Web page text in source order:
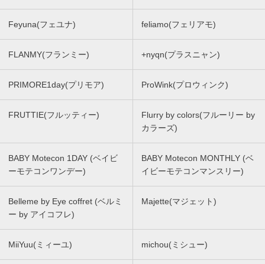
Feyuna(フェユナ) feliamo(フェリアモ)
FLANMY(フランミー) +nyqn(プラスニャン)
PRIMORE1day(プリモア) ProWink(プロウィンク)
FRUTTIE(フルッティー)
Flurry by colors(フルーリー by
カラーズ)
BABY Motecon 1DAY (ベイビ
ーモテコンワンデー)
BABY Motecon MONTHLY (ベ
イビーモテコンマンスリー)
Belleme by Eye coffret (ベルミ
ー by アイコフレ)
Majette(マジェット)
MiiYuu(ミィーユ) michou(ミシュー)